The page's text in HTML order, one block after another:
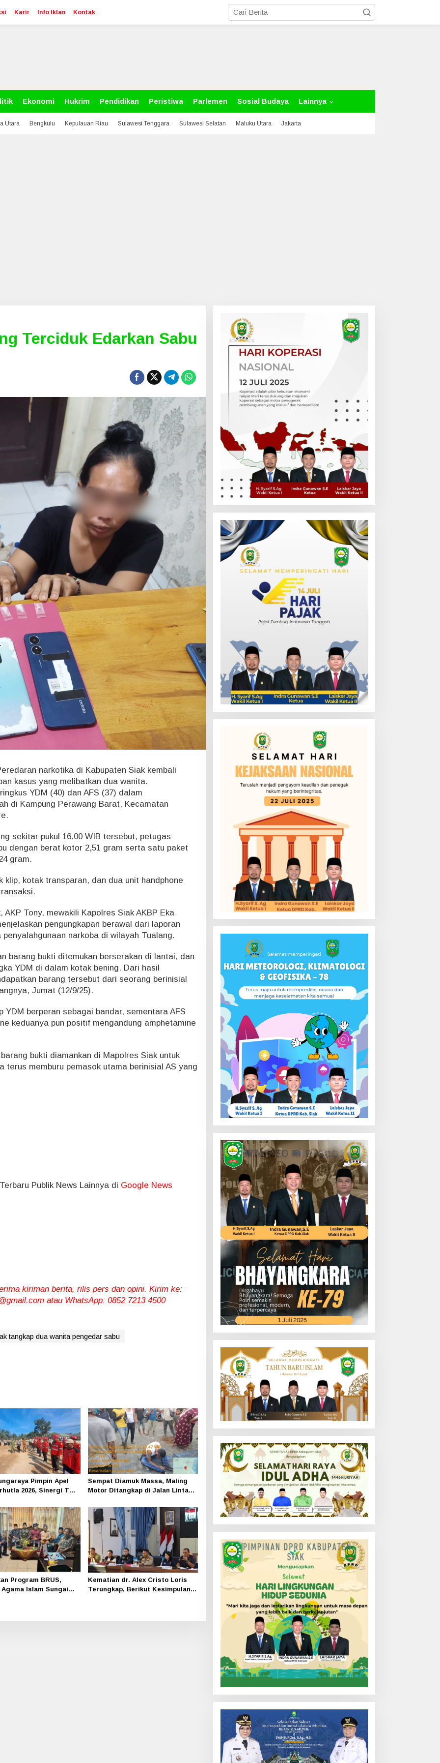
Karir Info Iklan Kontak
Ekonomi Hukrim Pendidikan Peristiwa Parlemen Sosial Budaya Lainnya
Utara Bengkulu Kepulauan Riau Sulawesi Tenggara Sulawesi Selatan Maluku Utara Jakarta
Terciduk Edarkan Sabu
narkotika di Kabupaten Siak kembali
kasus yang melibatkan dua wanita.
YDM (40) dan AFS (37) dalam
di Kampung Perawang Barat, Kecamatan
sekitar pukul 16.00 WIB tersebut, petugas
dengan berat kotor 2,51 gram serta satu paket
gram.
klip, kotak transparan, dan dua unit handphone
Tony, mewakili Kapolres Siak AKBP Eka
pengungkapan berawal dari laporan
narkoba di wilayah Tualang.
barang bukti ditemukan berserakan di lantai, dan
YDM di dalam kotak bening. Dari hasil
barang tersebut dari seorang berinisial
Jumat (12/9/25).
YDM berperan sebagai bandar, sementara AFS
keduanya pun positif mengandung amphetamine
bukti diamankan di Mapolres Siak untuk
terus memburu pemasok utama berinisial AS yang
Publik News Lainnya di Google News
kiriman berita, rilis pers dan opini. Kirim ke:
atau WhatsApp: 0852 7213 4500
tangkap dua wanita pengedar sabu
Pimpin Apel
2026, Sinergi TNI-
Dikuatkan
Sempat Diamuk Massa, Maling
Motor Ditangkap di Jalan Lintas
Program BRUS,
Agama Islam Sungai
Kematian dr. Alex Cristo Loris
Terungkap, Berikut Kesimpulan